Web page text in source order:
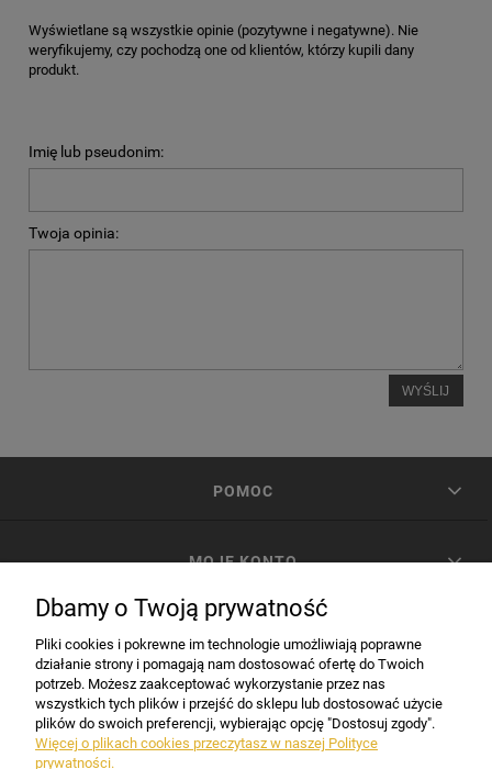
Wyświetlane są wszystkie opinie (pozytywne i negatywne). Nie
weryfikujemy, czy pochodzą one od klientów, którzy kupili dany
produkt.
Imię lub pseudonim:
Twoja opinia:
WYŚLIJ
POMOC
MOJE KONTO
INFORMACJE
Dbamy o Twoją prywatność
Pliki cookies i pokrewne im technologie umożliwiają poprawne
działanie strony i pomagają nam dostosować ofertę do Twoich
potrzeb. Możesz zaakceptować wykorzystanie przez nas
wszystkich tych plików i przejść do sklepu lub dostosować użycie
plików do swoich preferencji, wybierając opcję "Dostosuj zgody".
Więcej o plikach cookies przeczytasz w naszej Polityce
prywatności.